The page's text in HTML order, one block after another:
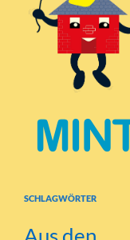
SCHLAGWÖRTER